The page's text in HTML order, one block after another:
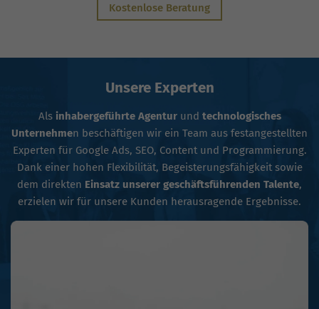
Kostenlose Beratung
Unsere Experten
Alsinhabergeführte Agenturund technologisches
Unternehmen beschäftigen wir ein Team aus festangestellten
Experten für Google Ads, SEO, Content und Programmierung.
Dank einer hohen Flexibilität, Begeisterungsfähigkeit sowie
dem direkten Einsatz unserer geschäftsführenden Talente,
erzielen wir für unsere Kunden herausragende Ergebnisse.